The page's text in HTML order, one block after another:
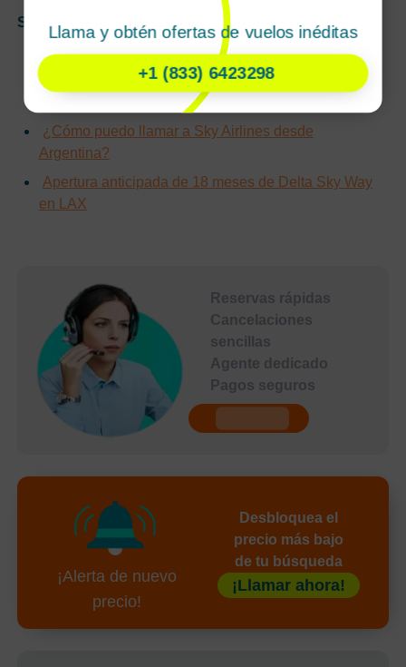
Seguir leyendo Temas relacionados:
¿Cómo llamar a SKY Airline desde Chile?
¿Cómo puedo hablar con el representante de Sky
¿Cómo puedo llamar a Sky Airlines desde
Argentina?
Apertura anticipada de 18 meses de Delta Sky Way
en LAX
Reservas rápidas
Cancelaciones
sencillas
Agente dedicado
Pagos seguros
¡Alerta de nuevo
precio!
Desbloquea el
precio más bajo
de tu búsqueda
¡Llamar ahora!
Llama y obtén ofertas de vuelos inéditas
+1 (833) 6423298